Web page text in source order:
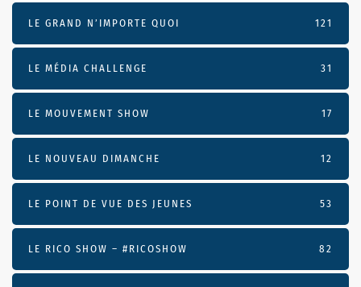
LE GRAND N’IMPORTE QUOI 121
LE MÉDIA CHALLENGE 31
LE MOUVEMENT SHOW 17
LE NOUVEAU DIMANCHE 12
LE POINT DE VUE DES JEUNES 53
LE RICO SHOW – #RICOSHOW 82